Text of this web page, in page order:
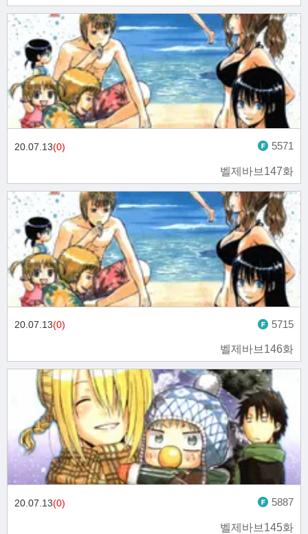
벨제바브147화
20.07.13(0) 5571
벨제바브146화
20.07.13(0) 5715
벨제바브145화
20.07.13(0) 5887